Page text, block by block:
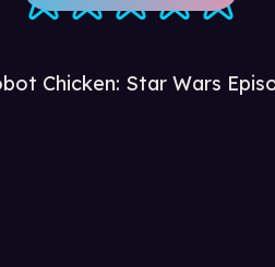
Chicken: Star Wars